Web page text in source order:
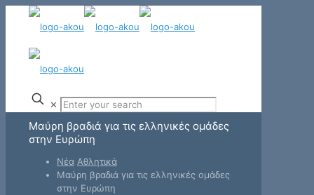
✕
Μαύρη βραδιά για τις ελληνικές ομάδες
στην Ευρώπη
Νέα Αθλητικά
Μαύρη βραδιά για τις ελληνικές ομάδες
στην Ευρώπη